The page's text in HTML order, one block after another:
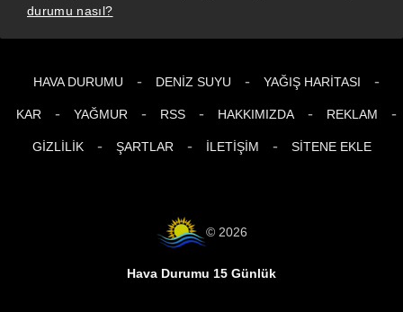
durumu nasıl?
HAVA DURUMU - DENIZ SUYU - YAĞIŞ HARITASI -
KAR - YAĞMUR - RSS - HAKKIMIZDA - REKLAM -
GIZLILIK - ŞARTLAR - İLETIŞIM - SITENE EKLE
© 2026
Hava Durumu 15 Günlük